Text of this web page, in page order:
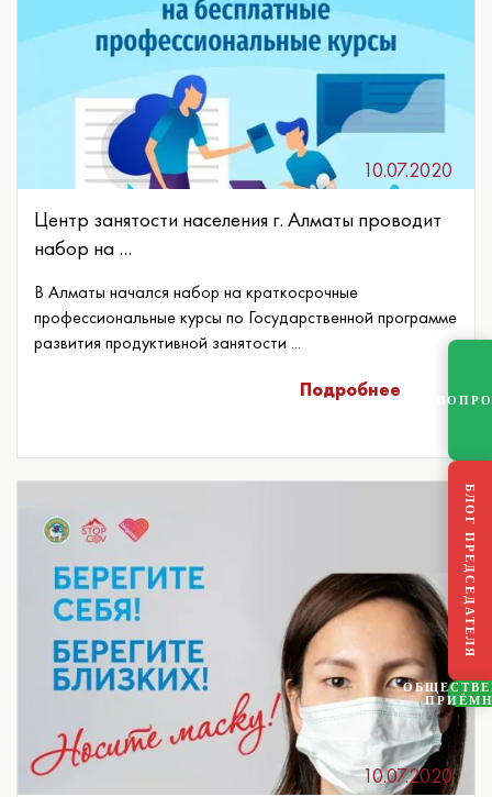
10.07.2020
Центр занятости населения г. Алматы проводит
набор на ...
В Алматы начался набор на краткосрочные
профессиональные курсы по Государственной программе
развития продуктивной занятости ...
Подробнее
10.07.2020
БЛОГ ПРЕДСЕДАТЕЛЯ